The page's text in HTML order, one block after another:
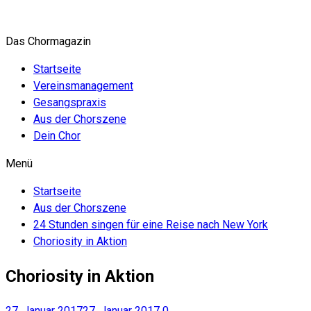
springen
Das Chormagazin
Startseite
Vereinsmanagement
Gesangspraxis
Aus der Chorszene
Dein Chor
Menü
Startseite
Aus der Chorszene
24 Stunden singen für eine Reise nach New York
Choriosity in Aktion
Choriosity in Aktion